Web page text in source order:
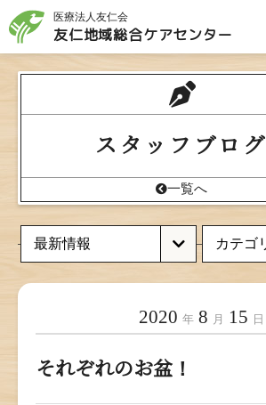
医療法人友仁会
友仁地域総合ケアセンター
スタッフブログ
一覧へ
2020 年 8 月 15 日
それぞれのお盆！